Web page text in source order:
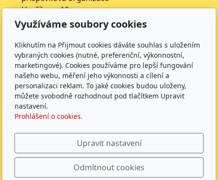
Herčíkova 19
612 00 Brno
Nejsme plátci DPH
Čísla účtů
Škola: 27225621/0100
Jídelna: 1027831896/0100
Sledujte nás
Využíváme soubory cookies
Kliknutím na Přijmout cookies dáváte souhlas s uložením
vybraných cookies (nutné, preferenční, výkonnostní,
marketingové). Cookies používáme pro lepší fungování
našeho webu, měření jeho výkonnosti a cílení a
personalizaci reklam. To jaké cookies budou uloženy,
můžete svobodně rozhodnout pod tlačítkem Upravit
nastavení.
Prohlášení o cookies.
Upravit nastavení
Odmítnout cookies